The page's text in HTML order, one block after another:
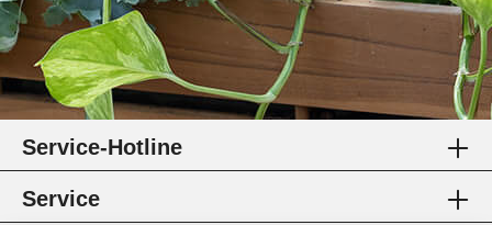
Service-Hotline
Service